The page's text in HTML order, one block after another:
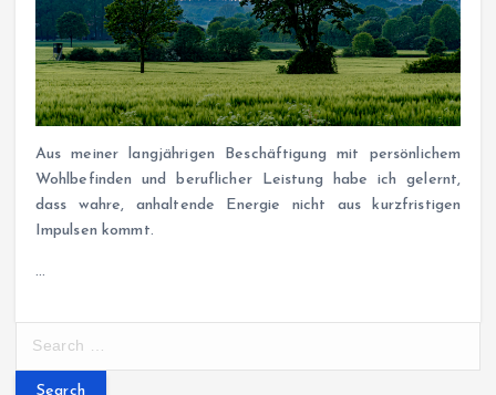
Aus meiner langjährigen Beschäftigung mit persönlichem
Wohlbefinden und beruflicher Leistung habe ich gelernt,
dass wahre, anhaltende Energie nicht aus kurzfristigen
Impulsen kommt.
…